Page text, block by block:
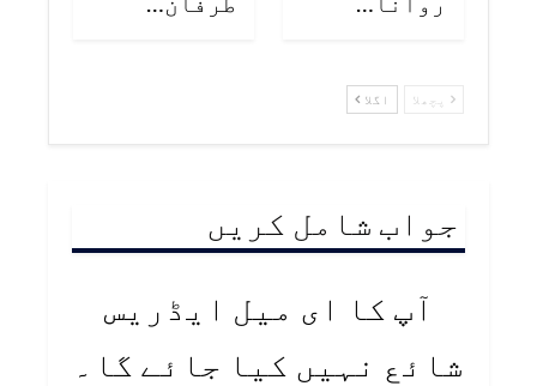
پچھلا اگلا
جواب شامل کریں
آپ کا ای میل ایڈریس
شائع نہیں کیا جائے گا۔